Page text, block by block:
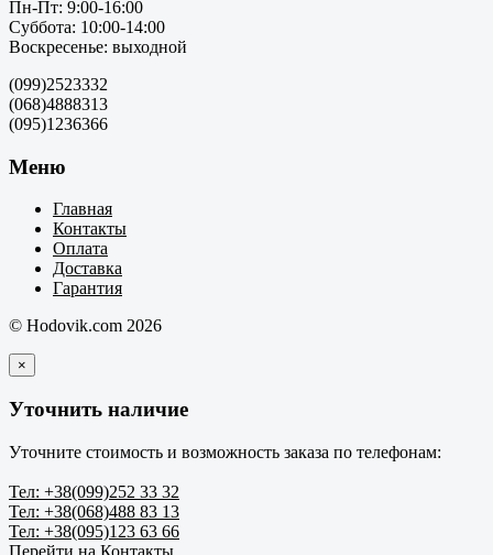
Пн-Пт: 9:00-16:00
Суббота: 10:00-14:00
Воскресенье: выходной
(099)2523332
(068)4888313
(095)1236366
Меню
Главная
Контакты
Оплата
Доставка
Гарантия
© Hodovik.com 2026
×
Уточнить наличие
Уточните стоимость и возможность заказа по телефонам:
Тел: +38(099)252 33 32
Тел: +38(068)488 83 13
Тел: +38(095)123 63 66
Перейти на Контакты